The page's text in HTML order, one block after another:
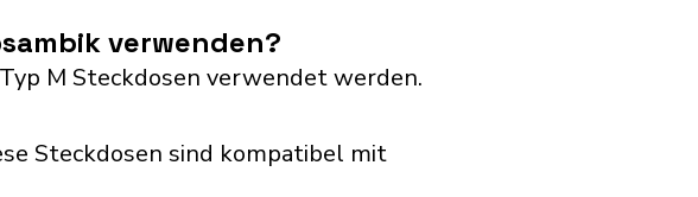
verwenden?
M Steckdosen verwendet werden.
Steckdosen sind kompatibel mit